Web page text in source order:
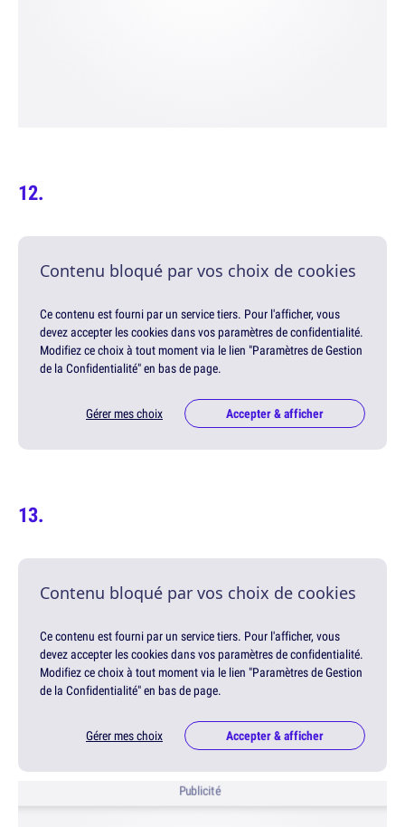
Contenu bloqué par vos choix de cookies
Ce contenu est fourni par un service tiers. Pour l'afficher, vous
devez accepter les cookies dans vos paramètres de confidentialité.
Modifiez ce choix à tout moment via le lien "Paramètres de Gestion
de la Confidentialité" en bas de page.
Gérer mes choix Accepter & afficher
Contenu bloqué par vos choix de cookies
Ce contenu est fourni par un service tiers. Pour l'afficher, vous
devez accepter les cookies dans vos paramètres de confidentialité.
Modifiez ce choix à tout moment via le lien "Paramètres de Gestion
de la Confidentialité" en bas de page.
Gérer mes choix Accepter & afficher
Publicité